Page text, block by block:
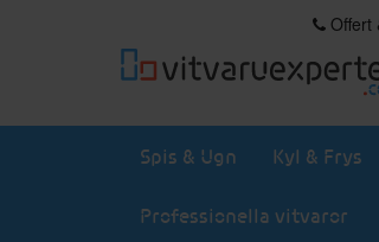
Offert
Spis & Ugn Kyl & Frys
Professionella vitvaror